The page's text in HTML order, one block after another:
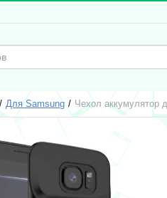
Для Samsung Чехол аккумулятор